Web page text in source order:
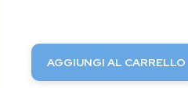
AGGIUNGI AL CARRELLO